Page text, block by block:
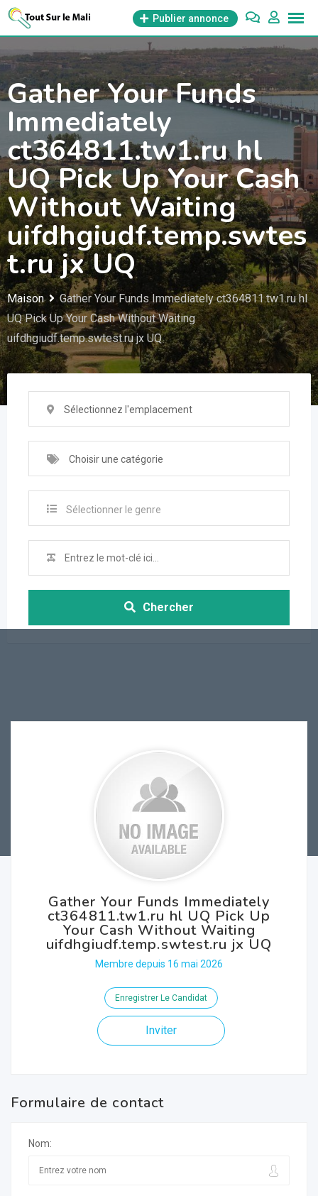
Aller
contenu
Publier annonce
Gather Your Funds
Immediately
ct364811.tw1.ru hl
UQ Pick Up Your Cash
Without Waiting
uifdhgiudf.temp.swtes
t.ru jx UQ
Maison
Gather Your Funds Immediately ct364811.tw1.ru hl
UQ Pick Up Your Cash Without Waiting
uifdhgiudf.temp.swtest.ru jx UQ
Sélectionnez l'emplacement
Choisir une catégorie
Sélectionner le genre
Chercher
Gather Your Funds Immediately
ct364811.tw1.ru hl UQ Pick Up
Your Cash Without Waiting
uifdhgiudf.temp.swtest.ru jx UQ
Membre depuis 16 mai 2026
Enregistrer Le Candidat
Inviter
Formulaire de contact
Nom: